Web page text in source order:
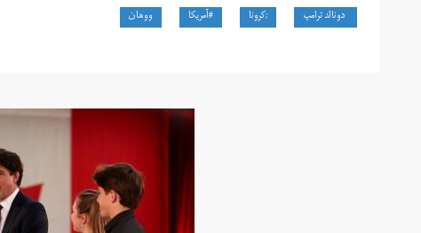
دونالد ترامپ ;کرونا #آمریکا ووهان